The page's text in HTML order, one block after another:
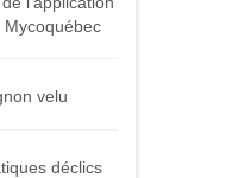
velu
déclics